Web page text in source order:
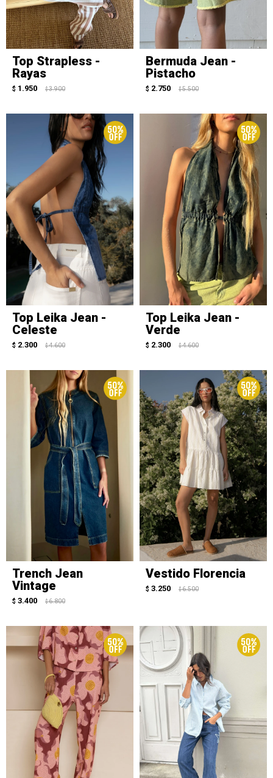
Top Strapless -
Rayas
$ 1.950 $ 3.900
Bermuda Jean -
Pistacho
$ 2.750 $ 5.500
Top Leika Jean -
Celeste
$ 2.300 $ 4.600
Top Leika Jean -
Verde
$ 2.300 $ 4.600
Trench Jean
Vintage
$ 3.400 $ 6.800
Vestido Florencia
$ 3.250 $ 6.500